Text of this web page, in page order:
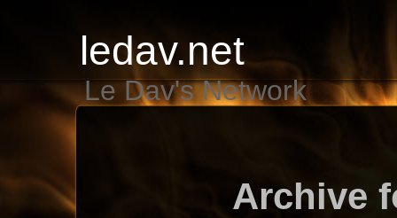
ledav.net
Le Dav's Network
Archive